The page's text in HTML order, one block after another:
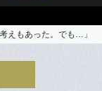
えもあった。でも…」